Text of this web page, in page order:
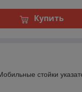
Купить
стойки